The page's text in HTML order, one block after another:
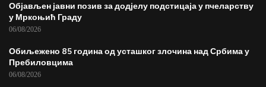
Објављен јавни позив за додјелу подстицаја у пчеларству
у Мркоњић Граду
06/08/2026
Обиљежено 85 година од усташког злочина над Србима у
Пребиловцима
06/08/2026